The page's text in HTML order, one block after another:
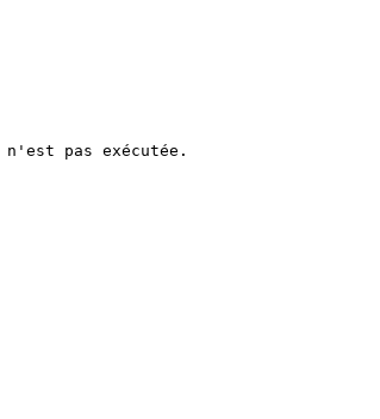
pas exécutée.